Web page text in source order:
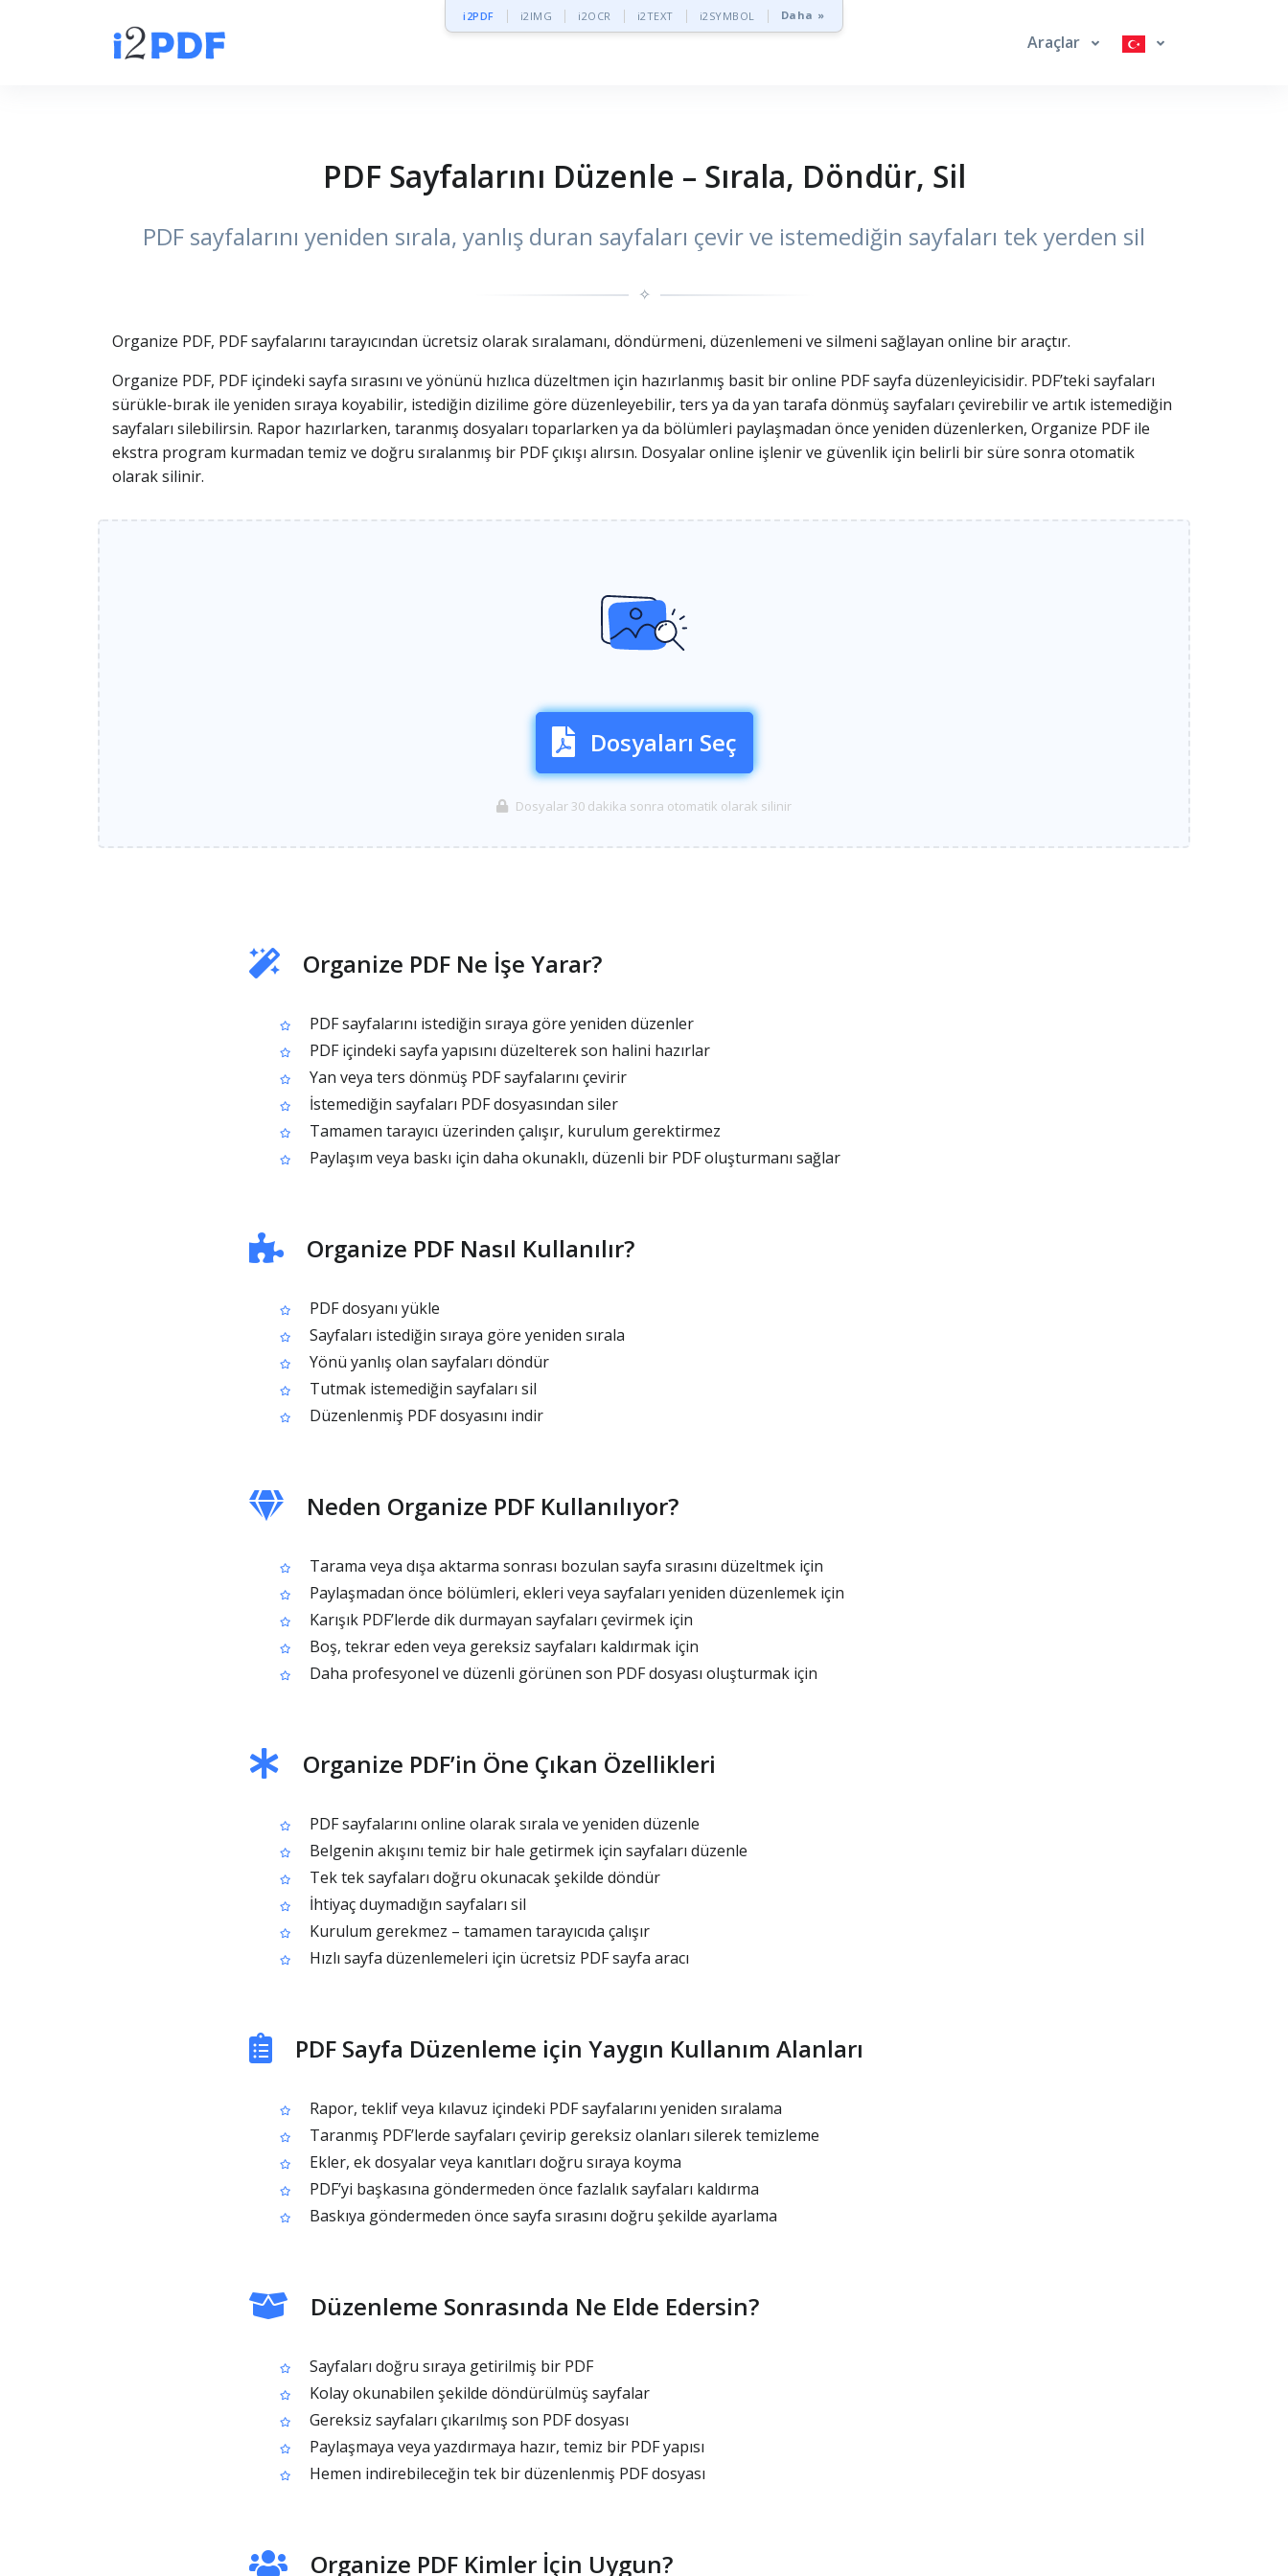
i2PDF i2IMG i2OCR i2TEXT i2SYMBOL Daha »
Araçlar
PDF Sayfalarını Düzenle – Sırala, Döndür, Sil
PDF sayfalarını yeniden sırala, yanlış duran sayfaları çevir ve istemediğin sayfaları tek yerden sil
✧
Organize PDF, PDF sayfalarını tarayıcından ücretsiz olarak sıralamanı, döndürmeni, düzenlemeni ve silmeni sağlayan online bir araçtır.
Organize PDF, PDF içindeki sayfa sırasını ve yönünü hızlıca düzeltmen için hazırlanmış basit bir online PDF sayfa düzenleyicisidir. PDF’teki sayfaları
sürükle-bırak ile yeniden sıraya koyabilir, istediğin dizilime göre düzenleyebilir, ters ya da yan tarafa dönmüş sayfaları çevirebilir ve artık istemediğin
sayfaları silebilirsin. Rapor hazırlarken, taranmış dosyaları toparlarken ya da bölümleri paylaşmadan önce yeniden düzenlerken, Organize PDF ile
ekstra program kurmadan temiz ve doğru sıralanmış bir PDF çıkışı alırsın. Dosyalar online işlenir ve güvenlik için belirli bir süre sonra otomatik
olarak silinir.
Dosyaları Seç
Dosyalar 30 dakika sonra otomatik olarak silinir
Organize PDF Ne İşe Yarar?
PDF sayfalarını istediğin sıraya göre yeniden düzenler
PDF içindeki sayfa yapısını düzelterek son halini hazırlar
Yan veya ters dönmüş PDF sayfalarını çevirir
İstemediğin sayfaları PDF dosyasından siler
Tamamen tarayıcı üzerinden çalışır, kurulum gerektirmez
Paylaşım veya baskı için daha okunaklı, düzenli bir PDF oluşturmanı sağlar
Organize PDF Nasıl Kullanılır?
PDF dosyanı yükle
Sayfaları istediğin sıraya göre yeniden sırala
Yönü yanlış olan sayfaları döndür
Tutmak istemediğin sayfaları sil
Düzenlenmiş PDF dosyasını indir
Neden Organize PDF Kullanılıyor?
Tarama veya dışa aktarma sonrası bozulan sayfa sırasını düzeltmek için
Paylaşmadan önce bölümleri, ekleri veya sayfaları yeniden düzenlemek için
Karışık PDF’lerde dik durmayan sayfaları çevirmek için
Boş, tekrar eden veya gereksiz sayfaları kaldırmak için
Daha profesyonel ve düzenli görünen son PDF dosyası oluşturmak için
Organize PDF’in Öne Çıkan Özellikleri
PDF sayfalarını online olarak sırala ve yeniden düzenle
Belgenin akışını temiz bir hale getirmek için sayfaları düzenle
Tek tek sayfaları doğru okunacak şekilde döndür
İhtiyaç duymadığın sayfaları sil
Kurulum gerekmez – tamamen tarayıcıda çalışır
Hızlı sayfa düzenlemeleri için ücretsiz PDF sayfa aracı
PDF Sayfa Düzenleme için Yaygın Kullanım Alanları
Rapor, teklif veya kılavuz içindeki PDF sayfalarını yeniden sıralama
Taranmış PDF’lerde sayfaları çevirip gereksiz olanları silerek temizleme
Ekler, ek dosyalar veya kanıtları doğru sıraya koyma
PDF’yi başkasına göndermeden önce fazlalık sayfaları kaldırma
Baskıya göndermeden önce sayfa sırasını doğru şekilde ayarlama
Düzenleme Sonrasında Ne Elde Edersin?
Sayfaları doğru sıraya getirilmiş bir PDF
Kolay okunabilen şekilde döndürülmüş sayfalar
Gereksiz sayfaları çıkarılmış son PDF dosyası
Paylaşmaya veya yazdırmaya hazır, temiz bir PDF yapısı
Hemen indirebileceğin tek bir düzenlenmiş PDF dosyası
Organize PDF Kimler İçin Uygun?